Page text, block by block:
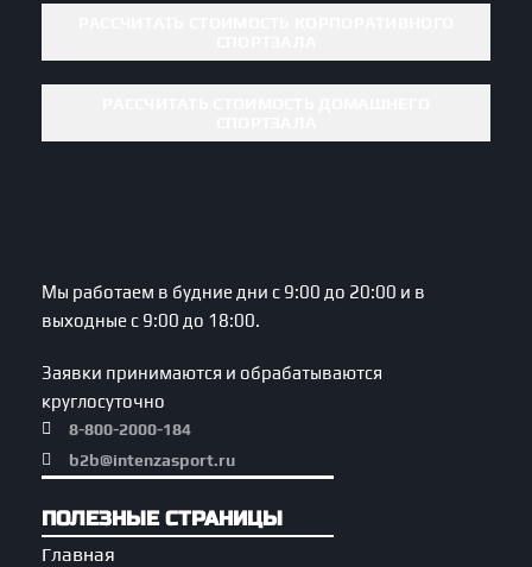
Мы работаем в будние дни с 9:00 до 20:00 и в
выходные с 9:00 до 18:00.
Заявки принимаются и обрабатываются
круглосуточно
8-800-2000-184
b2b@intenzasport.ru
ПОЛЕЗНЫЕ СТРАНИЦЫ
Главная